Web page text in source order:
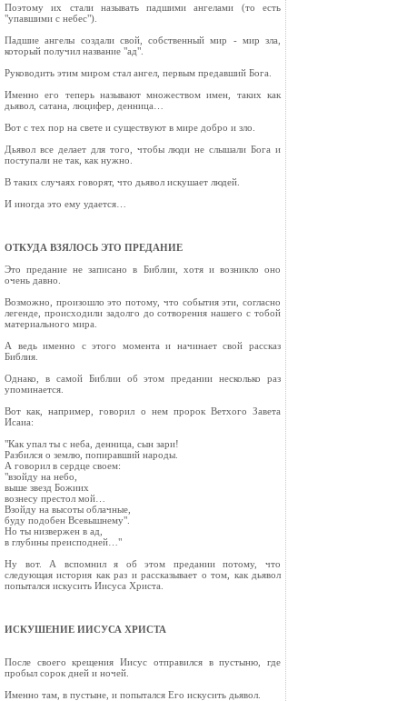
Поэтому их стали называть падшими ангелами (то есть
"упавшими с небес").
Падшие ангелы создали свой, собственный мир - мир зла,
который получил название "ад".
Руководить этим миром стал ангел, первым предавший Бога.
Именно его теперь называют множеством имен, таких как
дьявол, сатана, люцифер, денница…
Вот с тех пор на свете и существуют в мире добро и зло.
Дьявол все делает для того, чтобы люди не слышали Бога и
поступали не так, как нужно.
В таких случаях говорят, что дьявол искушает людей.
И иногда это ему удается…
ОТКУДА ВЗЯЛОСЬ ЭТО ПРЕДАНИЕ
Это предание не записано в Библии, хотя и возникло оно
очень давно.
Возможно, произошло это потому, что события эти, согласно
легенде, происходили задолго до сотворения нашего с тобой
материального мира.
А ведь именно с этого момента и начинает свой рассказ
Библия.
Однако, в самой Библии об этом предании несколько раз
упоминается.
Вот как, например, говорил о нем пророк Ветхого Завета
Исаиа:
"Как упал ты с неба, денница, сын зари!
Разбился о землю, попиравший народы.
А говорил в сердце своем:
"взойду на небо,
выше звезд Божиих
вознесу престол мой…
Взойду на высоты облачные,
буду подобен Всевышнему".
Но ты низвержен в ад,
в глубины преисподней…"
Ну вот. А вспомнил я об этом предании потому, что
следующая история как раз и рассказывает о том, как дьявол
попытался искусить Иисуса Христа.
ИСКУШЕНИЕ ИИСУСА ХРИСТА
После своего крещения Иисус отправился в пустыню, где
пробыл сорок дней и ночей.
Именно там, в пустыне, и попытался Его искусить дьявол.